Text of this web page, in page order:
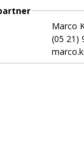
Marco
(05 21)